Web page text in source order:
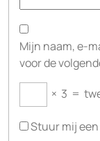
Mijn naam, e-
voor de
× 3 =
Stuur mij